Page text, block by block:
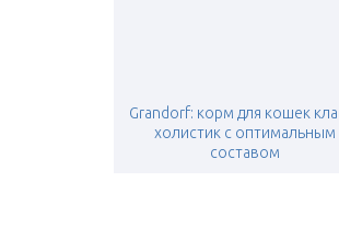
Grandorf: корм для кошек
холистик с оптимальным
составом